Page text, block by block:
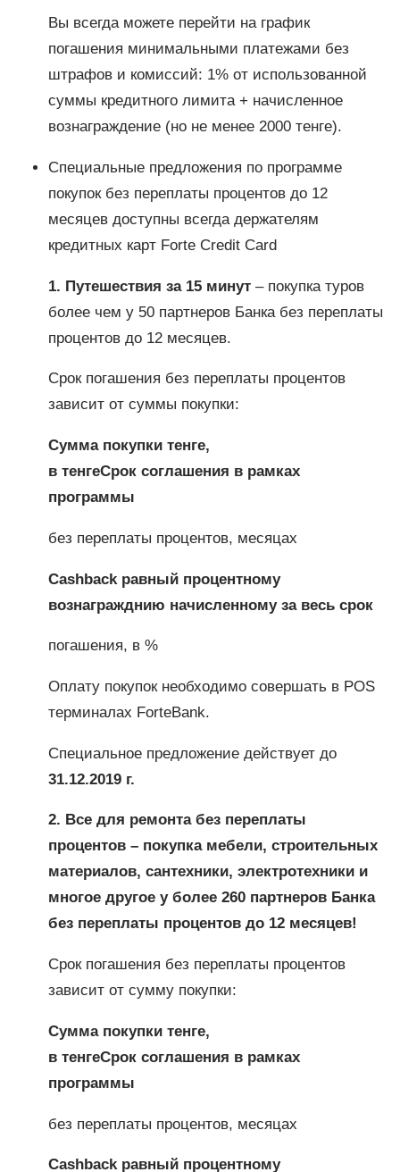
Вы всегда можете перейти на график
погашения минимальными платежами без
штрафов и комиссий: 1% от использованной
суммы кредитного лимита + начисленное
вознаграждение (но не менее 2000 тенге).
Специальные предложения по программе
покупок без переплаты процентов до 12
месяцев доступны всегда держателям
кредитных карт Forte Credit Card
1. Путешествия за 15 минут– покупка туров
более чем у 50 партнеров Банка без переплаты
процентов до 12 месяцев.
Срок погашения без переплаты процентов
зависит от суммы покупки:
Сумма покупки тенге,
в тенгеСрок соглашения в рамках
программы
без переплаты процентов, месяцах
Cashback равный процентному
вознагражднию начисленному за весь срок
погашения, в %
Оплату покупок необходимо совершать в POS
терминалах ForteBank.
Специальное предложение действует до
31.12.2019 г.
2. Все для ремонта без переплаты
процентов – покупка мебели, строительных
материалов, сантехники, электротехники и
многое другое у более 260 партнеров Банка
без переплаты процентов до 12 месяцев!
Срок погашения без переплаты процентов
зависит от сумму покупки:
Сумма покупки тенге,
в тенгеСрок соглашения в рамках
программы
без переплаты процентов, месяцах
Cashback равный процентному